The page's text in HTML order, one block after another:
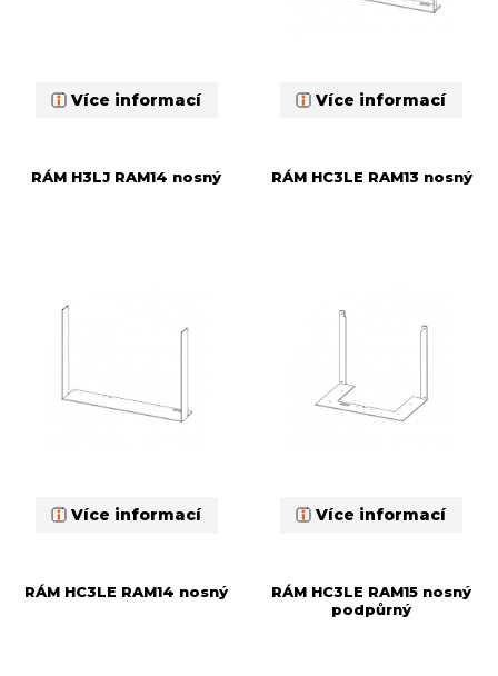
Více informací Více informací
RÁM H3LJ RAM14 nosný
Více informací
RÁM HC3LE RAM13 nosný
Více informací
RÁM HC3LE RAM14 nosný
RÁM HC3LE RAM15 nosný
podpůrný